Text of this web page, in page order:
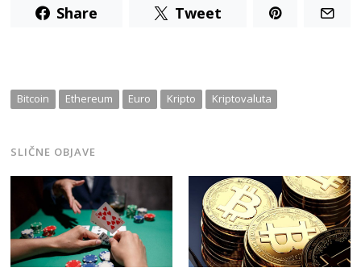
Share Tweet
Bitcoin Ethereum Euro Kripto Kriptovaluta
SLIČNE OBJAVE
Post
navigation